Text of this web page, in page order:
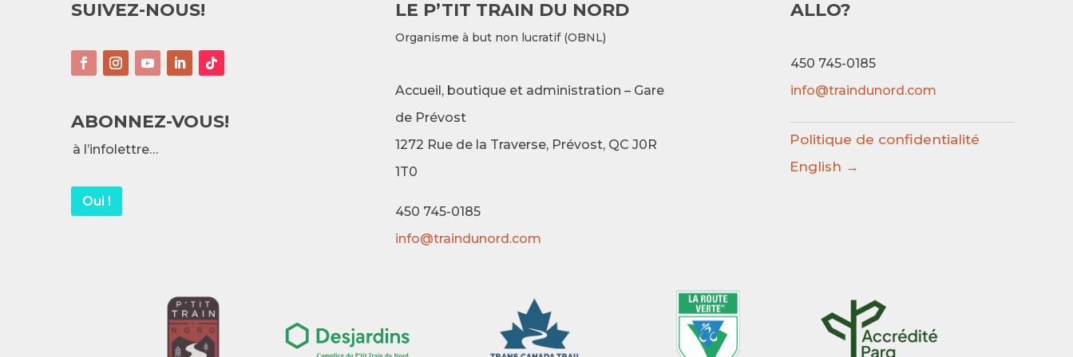
SUIVEZ-NOUS!
ABONNEZ-VOUS!
à l’infolettre…
Oui !
LE P’TIT TRAIN DU NORD
Organisme à but non lucratif (OBNL)
Accueil, boutique et administration – Gare
de Prévost
1272 Rue de la Traverse, Prévost, QC J0R
1T0
450 745-0185
info@traindunord.com
ALLO?
450 745-0185
info@traindunord.com
Politique de confidentialité
English →